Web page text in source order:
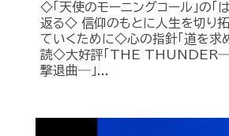
◇「天使のモーニングコール」の「
返る◇ 信仰のもとに人生を切り
ていくために◇心の指針「道を求
読◇大好評「THE THUNDER―
撃退曲―」...